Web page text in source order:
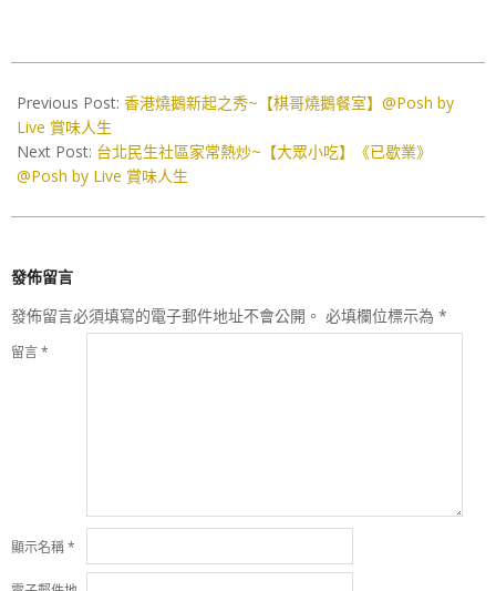
11-
19
Previous Post: 香港燒鵝新起之秀~【棋哥燒鵝餐室】@Posh by
Live 賞味人生
Next Post: 台北民生社區家常熱炒~【大眾小吃】《已歇業》
@Posh by Live 賞味人生
發佈留言
發佈留言必須填寫的電子郵件地址不會公開。 必填欄位標示為 *
留言*
顯示名稱*